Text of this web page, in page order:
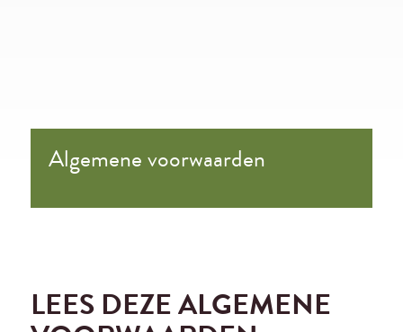
Algemene voorwaarden
LEES DEZE ALGEMENE